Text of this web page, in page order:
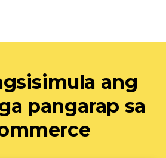
ang
pangarap sa